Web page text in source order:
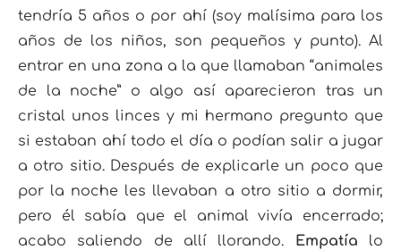
tendría 5 años o por ahí (soy malísima para los
años de los niños, son pequeños y punto). Al
entrar en una zona a la que llamaban “animales
de la noche” o algo así aparecieron tras un
cristal unos linces y mi hermano pregunto que
si estaban ahí todo el día o podían salir a jugar
a otro sitio. Después de explicarle un poco que
por la noche les llevaban a otro sitio a dormir,
pero él sabía que el animal vivía encerrado;
acabo saliendo de allí llorando. Empatía lo